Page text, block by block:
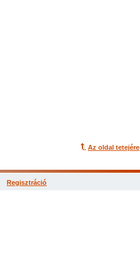
Az oldal tetejére
Regisztráció